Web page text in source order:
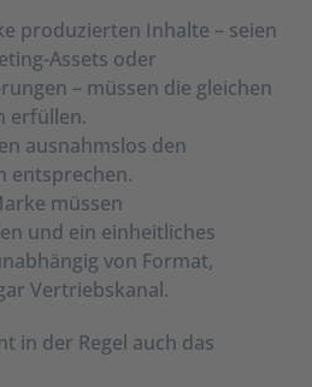
produzierten Inhalte – seien
Assets oder
– müssen die gleichen
erfüllen.
ausnahmslos den
entsprechen.
müssen
und ein einheitliches
von Format,
Vertriebskanal.
in der Regel auch das